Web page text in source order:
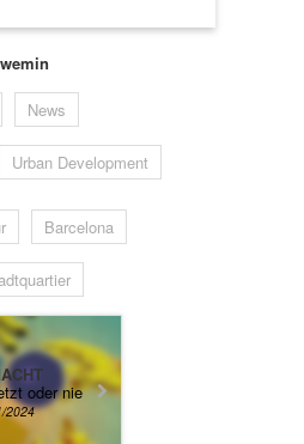
News
Urban Development
Barcelona
oder nie
2024